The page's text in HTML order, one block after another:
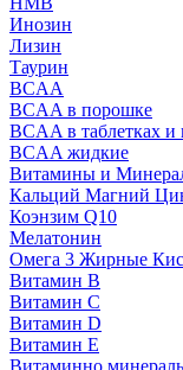
Инозин
Лизин
Таурин
BCAA
BCAA в порошке
BCAA в таблетках и
BCAA жидкие
Витамины и
Кальций Магний
Коэнзим Q10
Мелатонин
Омега 3 Жирные
Витамин B
Витамин C
Витамин D
Витамин E
Витаминно